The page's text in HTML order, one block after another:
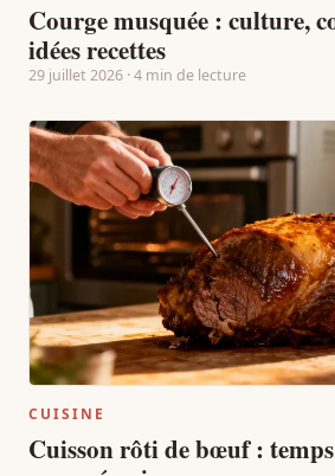
Courge musquée : culture,
idées recettes
29 juillet 2026 · 4 min de lecture
CUISINE
Cuisson rôti de bœuf :